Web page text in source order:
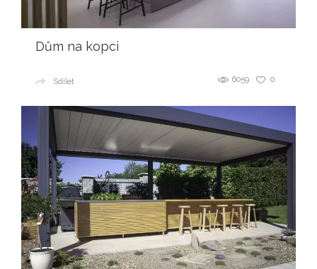
Dům na kopci
0
6059
Sdílet